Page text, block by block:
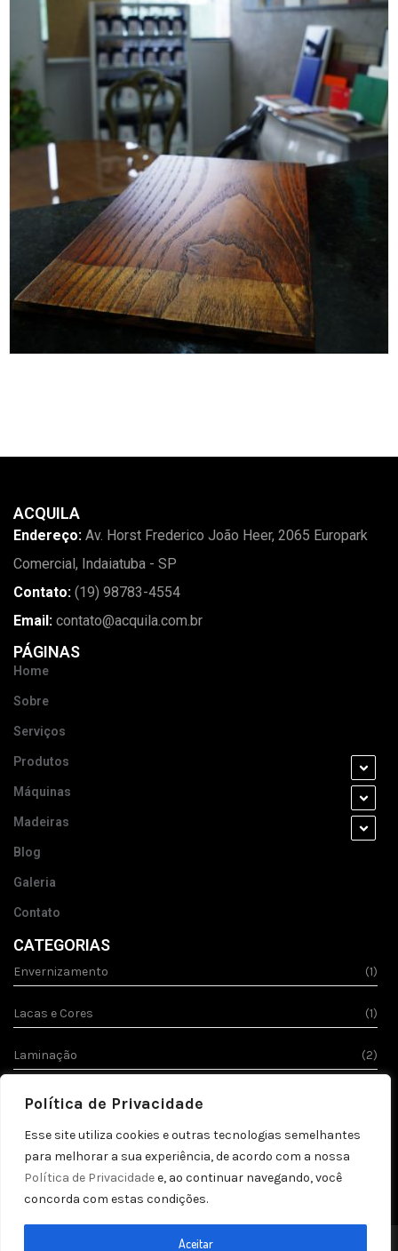
Política de Privacidade
Esse site utiliza cookies e outras tecnologias semelhantes
para melhorar a sua experiência, de acordo com a nossa
Política de Privacidadee, ao continuar navegando, você
concorda com estas condições.
Aceitar
ACQUILA
Endereço: Av. Horst Frederico João Heer, 2065 Europark
Comercial, Indaiatuba - SP
Contato: (19) 98783-4554
Email: contato@acquila.com.br
PÁGINAS
Home
Sobre
Serviços
Produtos
Máquinas
Madeiras
Blog
Galeria
Contato
CATEGORIAS
Envernizamento (1)
Lacas e Cores (1)
Laminação (2)
Stucco
REDES SOCIAIS